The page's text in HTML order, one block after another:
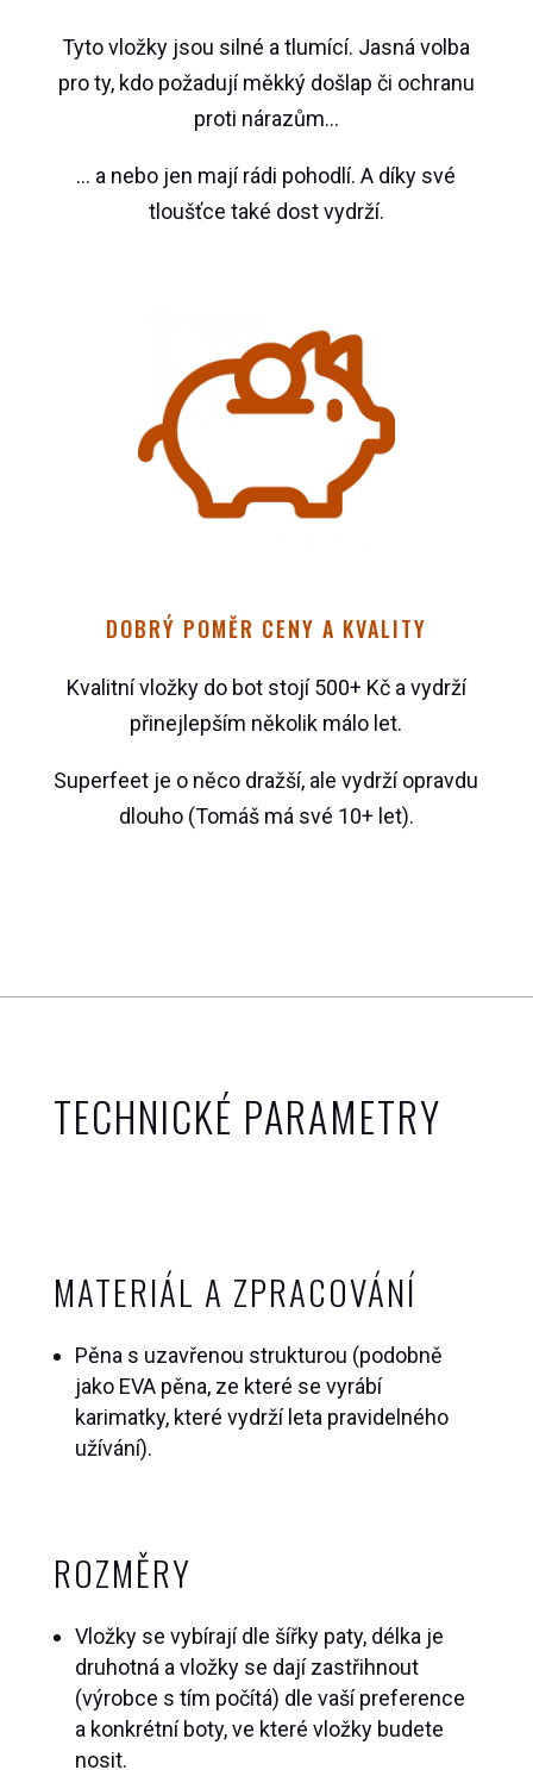
Tyto vložky jsou silné a tlumící. Jasná volba
pro ty, kdo požadují měkký došlap či ochranu
proti nárazům…
… a nebo jen mají rádi pohodlí. A díky své
tloušťce také dost vydrží.
DOBRÝ POMĚR CENY A KVALITY
Kvalitní vložky do bot stojí 500+ Kč a vydrží
přinejlepším několik málo let.
Superfeet je o něco dražší, ale vydrží opravdu
dlouho (Tomáš má své 10+ let).
TECHNICKÉ PARAMETRY
MATERIÁL A ZPRACOVÁNÍ
Pěna s uzavřenou strukturou (podobně
jako EVA pěna, ze které se vyrábí
karimatky, které vydrží leta pravidelného
užívání).
ROZMĚRY
Vložky se vybírají dle šířky paty, délka je
druhotná a vložky se dají zastřihnout
(výrobce s tím počítá) dle vaší preference
a konkrétní boty, ve které vložky budete
nosit.